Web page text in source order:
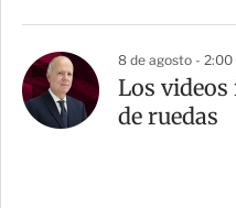
8 de agosto - 2:00
Los
de ruedas